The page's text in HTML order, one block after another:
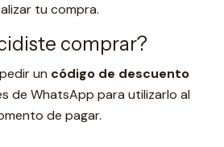
tu compra.
comprar?
un código de descuento
de WhatsApp para utilizarlo al
de pagar.